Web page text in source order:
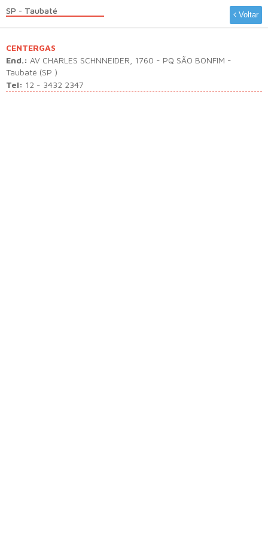
SP - Taubaté Voltar
CENTERGAS
End.: AV CHARLES SCHNNEIDER, 1760 - PQ SÃO BONFIM -
Taubaté (SP )
Tel: 12 - 3432 2347